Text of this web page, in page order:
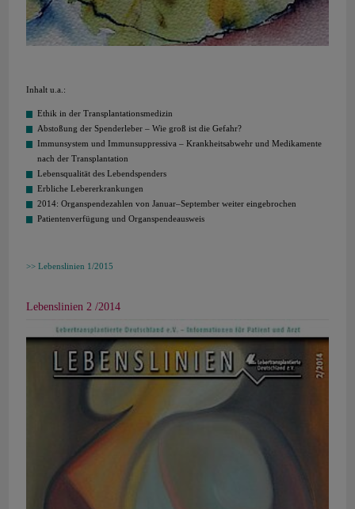
Inhalt u.a.:
Ethik in der Transplantationsmedizin
Abstoßung der Spenderleber – Wie groß ist die Gefahr?
Immunsystem und Immunsuppressiva – Krankheitsabwehr und Medikamente
nach der Transplantation
Lebensqualität des Lebendspenders
Erbliche Lebererkrankungen
2014: Organspendezahlen von Januar–September weiter eingebrochen
Patientenverfügung und Organspendeausweis
Lebenslinien 1/2015
Lebenslinien 2 /2014